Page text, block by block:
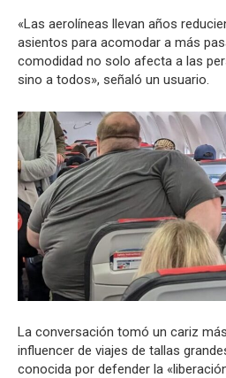
«Las aerolíneas llevan años
asientos para acomodar a más
comodidad no solo afecta a las
sino a todos», señaló un usuario.
La conversación tomó un cariz
influencer de viajes de tallas
conocida por defender la